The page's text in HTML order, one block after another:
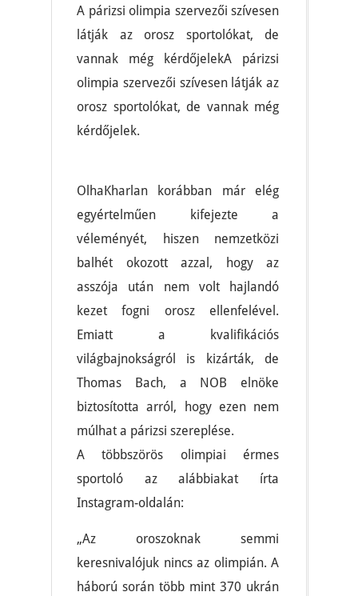
A párizsi olimpia szervezői szívesen
látják az orosz sportolókat, de
vannak még kérdőjelekA párizsi
olimpia szervezői szívesen látják az
orosz sportolókat, de vannak még
kérdőjelek.
OlhaKharlan korábban már elég
egyértelműen kifejezte a
véleményét, hiszen nemzetközi
balhét okozott azzal, hogy az
asszója után nem volt hajlandó
kezet fogni orosz ellenfelével.
Emiatt a kvalifikációs
világbajnokságról is kizárták, de
Thomas Bach, a NOB elnöke
biztosította arról, hogy ezen nem
múlhat a párizsi szereplése.
A többszörös olimpiai érmes
sportoló az alábbiakat írta
Instagram-oldalán:
„Az oroszoknak semmi
keresnivalójuk nincs az olimpián. A
háború során több mint 370 ukrán